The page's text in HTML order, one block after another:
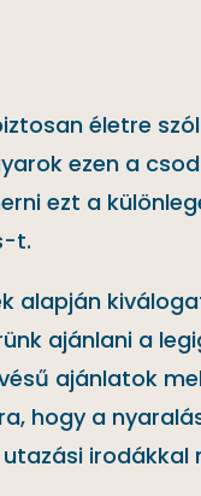
életre
ezen a
ezt a
t.
ajánlani a
ajánlatok
hogy a
irodákkal